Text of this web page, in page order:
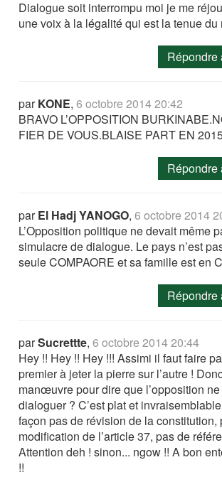
Dialogue soit interrompu moi je me
une voix à la légalité qui est la tenue du
Répondre
parKONE,6 octobre 2014 20:42
BRAVO L’OPPOSITION
FIER DE VOUS.BLAISE PART EN
Répondre
parEl Hadj YANOGO,6 octobre 2014
L’Opposition politique ne devait même
simulacre de dialogue. Le pays n’est
seule COMPAORE et sa famille est en
Répondre
parSucrettte,6 octobre 2014 20:44
Hey !! Hey !! Hey !!! Assimi il faut faire
premier à jeter la pierre sur l’autre !
manœuvre pour dire que l’opposition
dialoguer ? C’est plat et
façon pas de révision de la constitution,
modification de l’article 37, pas de
Attention deh ! sinon... ngow !! A bon
!!